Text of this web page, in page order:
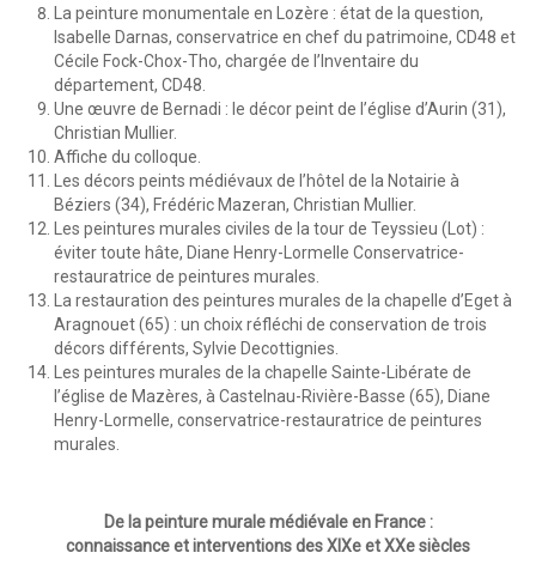
La peinture monumentale en Lozère : état de la question,
Isabelle Darnas, conservatrice en chef du patrimoine, CD48 et
Cécile Fock-Chox-Tho, chargée de l’Inventaire du
département, CD48.
Une œuvre de Bernadi : le décor peint de l’église d’Aurin (31),
Christian Mullier.
Affiche du colloque.
Les décors peints médiévaux de l’hôtel de la Notairie à
Béziers (34), Frédéric Mazeran, Christian Mullier.
Les peintures murales civiles de la tour de Teyssieu (Lot) :
éviter toute hâte, Diane Henry-Lormelle Conservatrice-
restauratrice de peintures murales.
La restauration des peintures murales de la chapelle d’Eget à
Aragnouet (65) : un choix réfléchi de conservation de trois
décors différents, Sylvie Decottignies.
Les peintures murales de la chapelle Sainte-Libérate de
l’église de Mazères, à Castelnau-Rivière-Basse (65), Diane
Henry-Lormelle, conservatrice-restauratrice de peintures
murales.
De la peinture murale médiévale en France :
connaissance et interventions des XIXe et XXe siècles